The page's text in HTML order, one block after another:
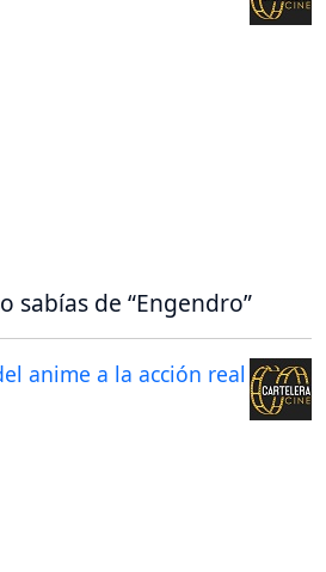
sabías de “Engendro”